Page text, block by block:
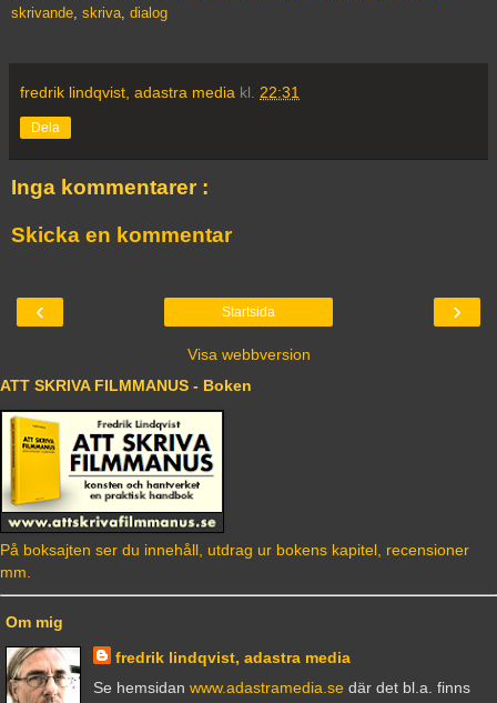
skrivande skriva dialog
fredrik lindqvist, adastra media kl. 22:31
Dela
Inga kommentarer :
Skicka en kommentar
‹ ›
Startsida
Visa webbversion
ATT SKRIVA FILMMANUS - Boken
På boksajten ser du innehåll, utdrag ur bokens kapitel, recensioner
mm.
Om mig
fredrik lindqvist, adastra media
Se hemsidan www.adastramedia.sedär det bl.a. finns